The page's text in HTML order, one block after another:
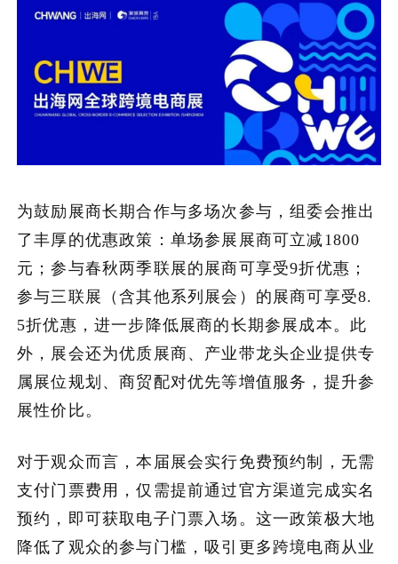
为鼓励展商长期合作与多场次参与，组委会推出
了丰厚的优惠政策：单场参展展商可立减1800
元；参与春秋两季联展的展商可享受9折优惠；
参与三联展（含其他系列展会）的展商可享受8.
5折优惠，进一步降低展商的长期参展成本。此
外，展会还为优质展商、产业带龙头企业提供专
属展位规划、商贸配对优先等增值服务，提升参
展性价比。
对于观众而言，本届展会实行免费预约制，无需
支付门票费用，仅需提前通过官方渠道完成实名
预约，即可获取电子门票入场。这一政策极大地
降低了观众的参与门槛，吸引更多跨境电商从业